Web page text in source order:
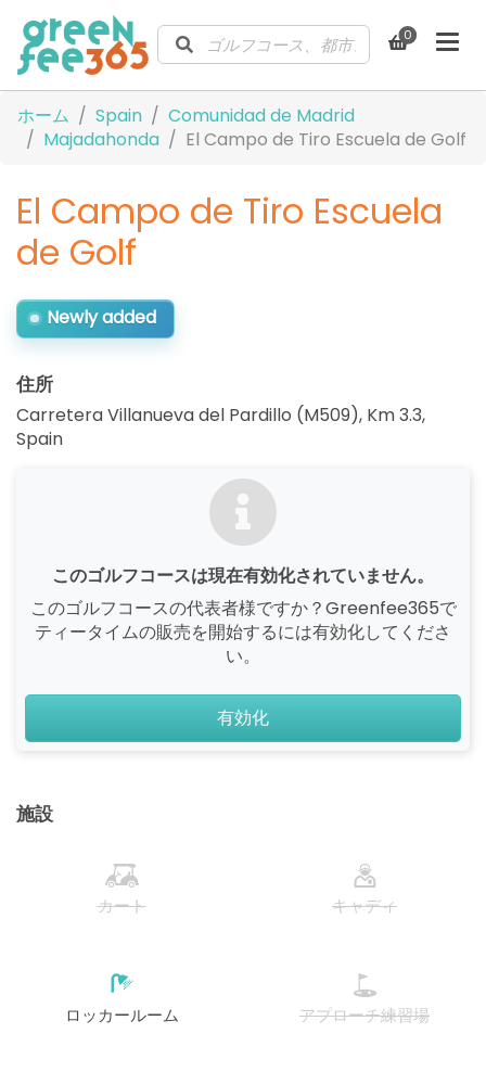
0
ホーム Spain
Comunidad de Madrid
Majadahonda
El Campo de Tiro Escuela de Golf
El Campo de Tiro Escuela
de Golf
Newly added
住所
Carretera Villanueva del Pardillo (M509), Km 3.3,
Spain
このゴルフコースは現在有効化されていません。
このゴルフコースの代表者様ですか？Greenfee365で
ティータイムの販売を開始するには有効化してくださ
い。
有効化
施設
カート キャディ
ロッカールーム アプローチ練習場